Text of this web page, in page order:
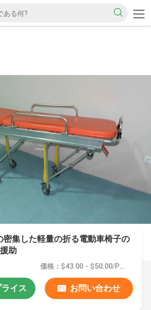
密集した軽量の折る電動車椅子の
助
価格：$43.00 - $50.00/Pieces
イス お問い合わせ